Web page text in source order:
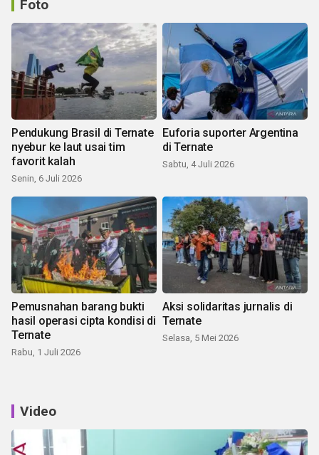
Foto
Pendukung Brasil di Ternate
nyebur ke laut usai tim
favorit kalah
Senin, 6 Juli 2026
Euforia suporter Argentina
di Ternate
Sabtu, 4 Juli 2026
Pemusnahan barang bukti
hasil operasi cipta kondisi di
Ternate
Rabu, 1 Juli 2026
Aksi solidaritas jurnalis di
Ternate
Selasa, 5 Mei 2026
Video